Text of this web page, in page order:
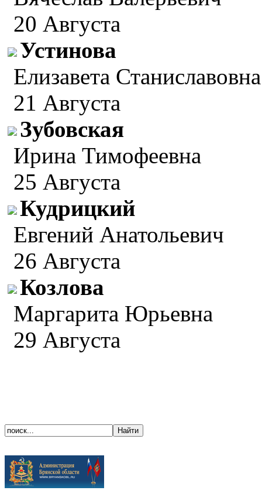
20 Августа
Устинова
Елизавета Станиславовна
21 Августа
Зубовская
Ирина Тимофеевна
25 Августа
Кудрицкий
Евгений Анатольевич
26 Августа
Козлова
Маргарита Юрьевна
29 Августа